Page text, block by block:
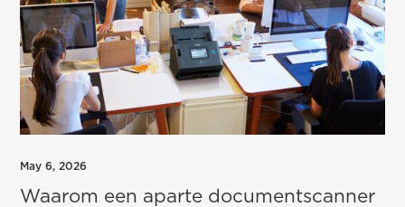
May 6, 2026
Waarom een aparte documentscanner